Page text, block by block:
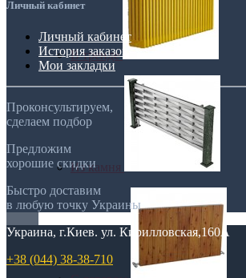
В тренде
Из камня
Личный кабинет
Личный кабинет
История заказов
Мои закладки
Проконсультируем,
сделаем подбор
Предложим
хорошие скидки
Быстро доставим
в любую точку Украины
Украина, г.Киев. ул. Кирилловская,160А
+38 (044) 38-38-710